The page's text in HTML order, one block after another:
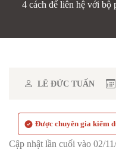
4 cách để liên hệ với bộ
LÊ ĐỨC TUẤN
Được chuyên gia kiểm
Cập nhật lần cuối vào 02/